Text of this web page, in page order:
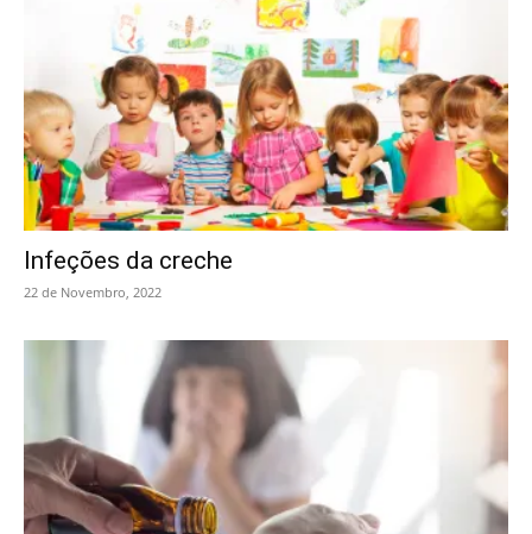
Infeções da creche
22 de Novembro, 2022